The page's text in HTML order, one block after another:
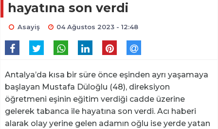
hayatına son verdi
Asayiş 04 Ağustos 2023 - 12:48
Antalya’da kısa bir süre önce eşinden ayrı yaşamaya
başlayan Mustafa Düloğlu (48), direksiyon
öğretmeni eşinin eğitim verdiği cadde üzerine
gelerek tabanca ile hayatına son verdi. Acı haberi
alarak olay yerine gelen adamın oğlu ise yerde yatan